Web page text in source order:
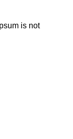
is not